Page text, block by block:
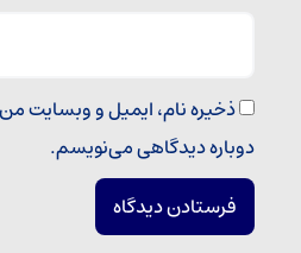
ذخیره نام، ایمیل و وبسایت من
دوباره دیدگاهی می‌نویسم.